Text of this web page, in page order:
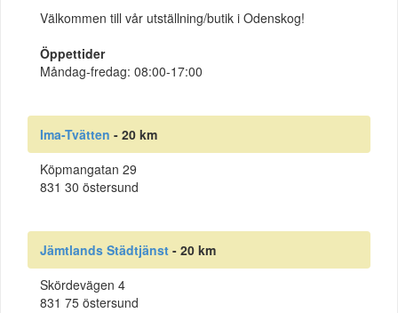
Välkommen till vår utställning/butik i Odenskog!
Öppettider
Måndag-fredag: 08:00-17:00
Ima-Tvätten - 20 km
Köpmangatan 29
831 30 östersund
Jämtlands Städtjänst - 20 km
Skördevägen 4
831 75 östersund